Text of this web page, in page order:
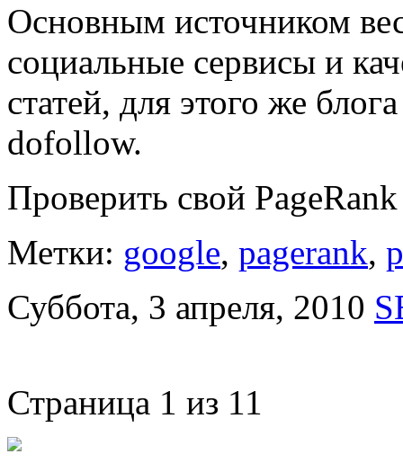
Основным источником
социальные сервисы и
статей, для этого же
dofollow.
Проверить свой
Метки: google, pagerank,
Суббота, 3 апреля, 2010
Страница 1 из 1 1